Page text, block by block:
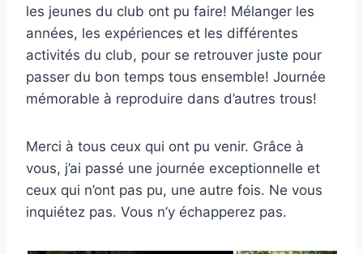
les jeunes du club ont pu faire! Mélanger les
années, les expériences et les différentes
activités du club, pour se retrouver juste pour
passer du bon temps tous ensemble! Journée
mémorable à reproduire dans d’autres trous!
Merci à tous ceux qui ont pu venir. Grâce à
vous, j’ai passé une journée exceptionnelle et
ceux qui n’ont pas pu, une autre fois. Ne vous
inquiétez pas. Vous n’y échapperez pas.